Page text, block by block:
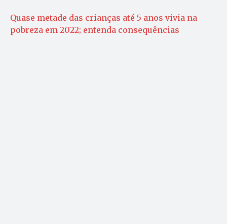
Quase metade das crianças até 5 anos vivia na
pobreza em 2022; entenda consequências